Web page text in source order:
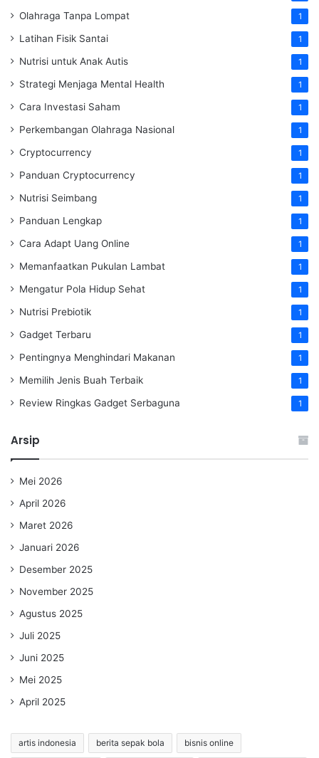
Olahraga Tanpa Lompat 1
Latihan Fisik Santai 1
Nutrisi untuk Anak Autis 1
Strategi Menjaga Mental Health 1
Cara Investasi Saham 1
Perkembangan Olahraga Nasional 1
Cryptocurrency 1
Panduan Cryptocurrency 1
Nutrisi Seimbang 1
Panduan Lengkap 1
Cara Adapt Uang Online 1
Memanfaatkan Pukulan Lambat 1
Mengatur Pola Hidup Sehat 1
Nutrisi Prebiotik 1
Gadget Terbaru 1
Pentingnya Menghindari Makanan 1
Memilih Jenis Buah Terbaik 1
Review Ringkas Gadget Serbaguna 1
Arsip
Mei 2026
April 2026
Maret 2026
Januari 2026
Desember 2025
November 2025
Agustus 2025
Juli 2025
Juni 2025
Mei 2025
April 2025
artis indonesia berita sepak bola bisnis online